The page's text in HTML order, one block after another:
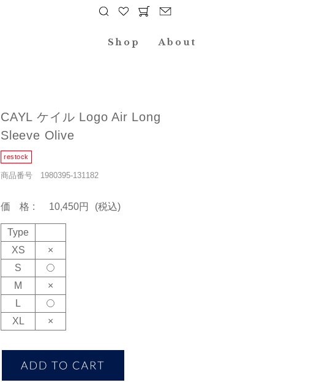
Shop About
CAYL ケイル Logo Air Long
Sleeve Olive
商品番号 1980395-131182
価格 10,450円 (税込)
Type
XS
×
S
M
×
L
XL
×